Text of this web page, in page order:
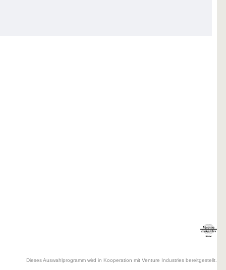
Dieses Auswahlprogramm wird in Kooperation mit Venture Industries bereitgestellt.